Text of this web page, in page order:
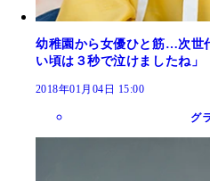
幼稚園から女優ひと筋…次世
い頃は３秒で泣けましたね」
2018年01月04日 15:00
グ